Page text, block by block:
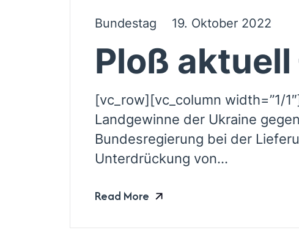
Bundestag 19. Oktober 2022
Ploß aktuell
[vc_row][vc_column width=”1/
Landgewinne der Ukraine
Bundesregierung bei der
Unterdrückung von...
Read More